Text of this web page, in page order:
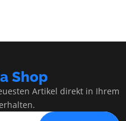
Shop
Artikel direkt in Ihrem